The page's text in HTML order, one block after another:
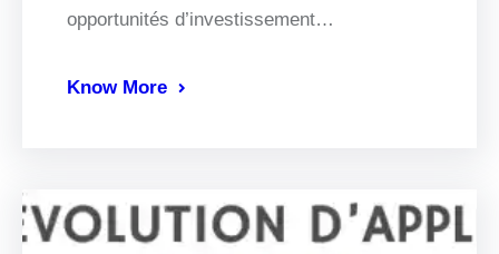
opportunités d’investissement…
Know More